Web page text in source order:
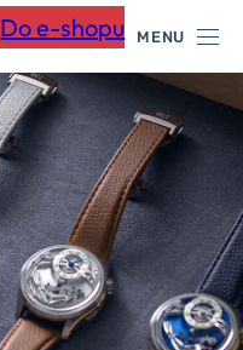
Do e-shopu MENU